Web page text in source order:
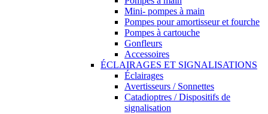
Mini- pompes à main
Pompes pour amortisseur et fourche
Pompes à cartouche
Gonfleurs
Accessoires
ÉCLAIRAGES ET SIGNALISATIONS
Éclairages
Avertisseurs / Sonnettes
Catadioptres / Dispositifs de
signalisation